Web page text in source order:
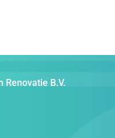
Renovatie B.V.